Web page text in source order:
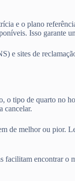
e o plano
Isso garante
e sites de
o tipo de quarto no
cancelar.
de melhor ou pior.
encontrar o